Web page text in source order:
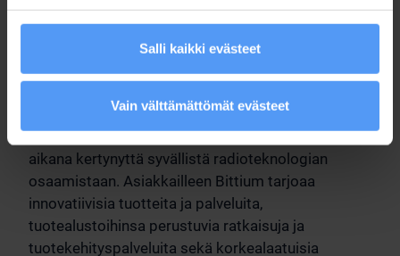
Salli kaikki evästeet
Vain välttämättömät evästeet
Keskeiset tiedotusvälineet
viestintä- ja liitettävyysratkaisujen kehittämiseen
käyttäen uusimpia teknologioita ja yli 35 vuoden
aikana kertynyttä syvällistä radioteknologian
osaamistaan. Asiakkailleen Bittium tarjoaa
innovatiivisia tuotteita ja palveluita,
tuotealustoihinsa perustuvia ratkaisuja ja
tuotekehityspalveluita sekä korkealaatuisia